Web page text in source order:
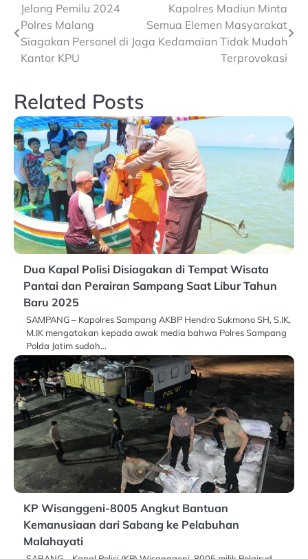
Post
navigation
Jelang Pemilu 2024
Polres Malang
Siagakan Personel di
Kantor KPU
Kapolres Madiun Minta
Semua Elemen Masyarakat
Jaga Kedamaian Tidak Mudah
Terprovokasi
Related Posts
Dua Kapal Polisi Disiagakan di Tempat Wisata
Pantai dan Perairan Sampang Saat Libur Tahun
Baru 2025
SAMPANG – Kapolres Sampang AKBP Hendro Sukmono SH, S.IK,
M.IK mengatakan kepada awak media bahwa Polres Sampang
Polda Jatim sudah…
KP Wisanggeni-8005 Angkut Bantuan
Kemanusiaan dari Sabang ke Pelabuhan
Malahayati